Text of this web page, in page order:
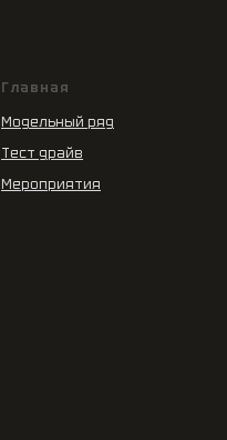
Главная
Модельный ряд
Тест драйв
Мероприятия